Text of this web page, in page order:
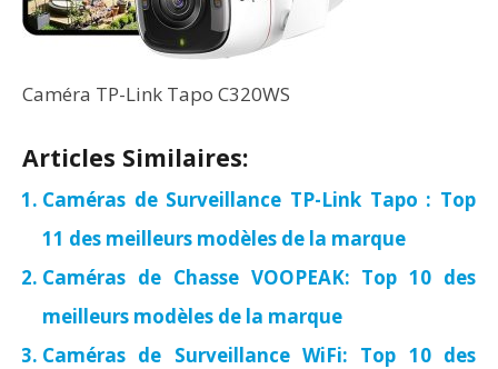
Caméra TP-Link Tapo C320WS
Articles Similaires:
Caméras de Surveillance TP-Link Tapo : Top
11 des meilleurs modèles de la marque
Caméras de Chasse VOOPEAK: Top 10 des
meilleurs modèles de la marque
Caméras de Surveillance WiFi: Top 10 des